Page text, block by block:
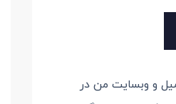
و وبسایت من در